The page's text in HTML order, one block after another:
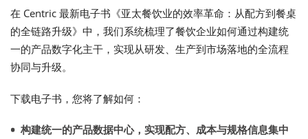
在 Centric 最新电子书《亚太餐饮业的效率革命：从配方到餐桌
的全链路升级》中，我们系统梳理了餐饮企业如何通过构建统
一的产品数字化主干，实现从研发、生产到市场落地的全流程
协同与升级。
下载电子书，您将了解如何：
构建统一的产品数据中心，实现配方、成本与规格信息集中